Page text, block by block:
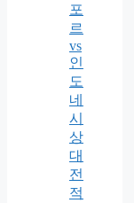
포
르
vs
인
도
네
시
상
대
전
적